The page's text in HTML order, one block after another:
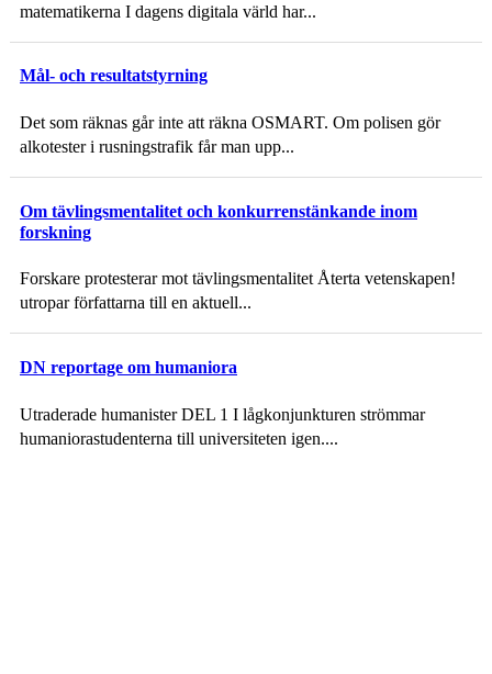
matematikerna I dagens digitala värld har...
Mål- och resultatstyrning
Det som räknas går inte att räkna OSMART. Om polisen gör
alkotester i rusningstrafik får man upp...
Om tävlingsmentalitet och konkurrenstänkande inom
forskning
Forskare protesterar mot tävlingsmentalitet Återta vetenskapen!
utropar författarna till en aktuell...
DN reportage om humaniora
Utraderade humanister DEL 1 I lågkonjunkturen strömmar
humaniorastudenterna till universiteten igen....